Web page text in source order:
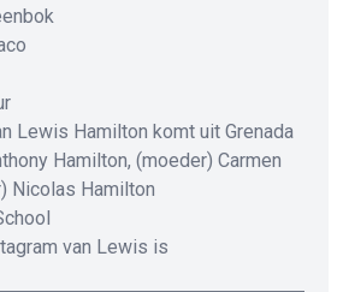
Lewis Hamilton komt uit Grenada
Hamilton, (moeder) Carmen
Nicolas Hamilton
van Lewis is